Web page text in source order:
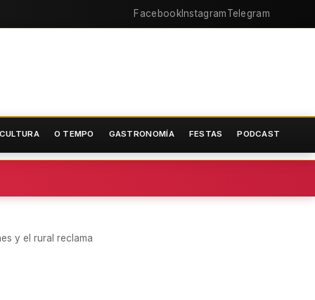
FacebookInstagramTelegram
CULTURA O TEMPO GASTRONOMÍA FESTAS PODCAST
y el rural reclama